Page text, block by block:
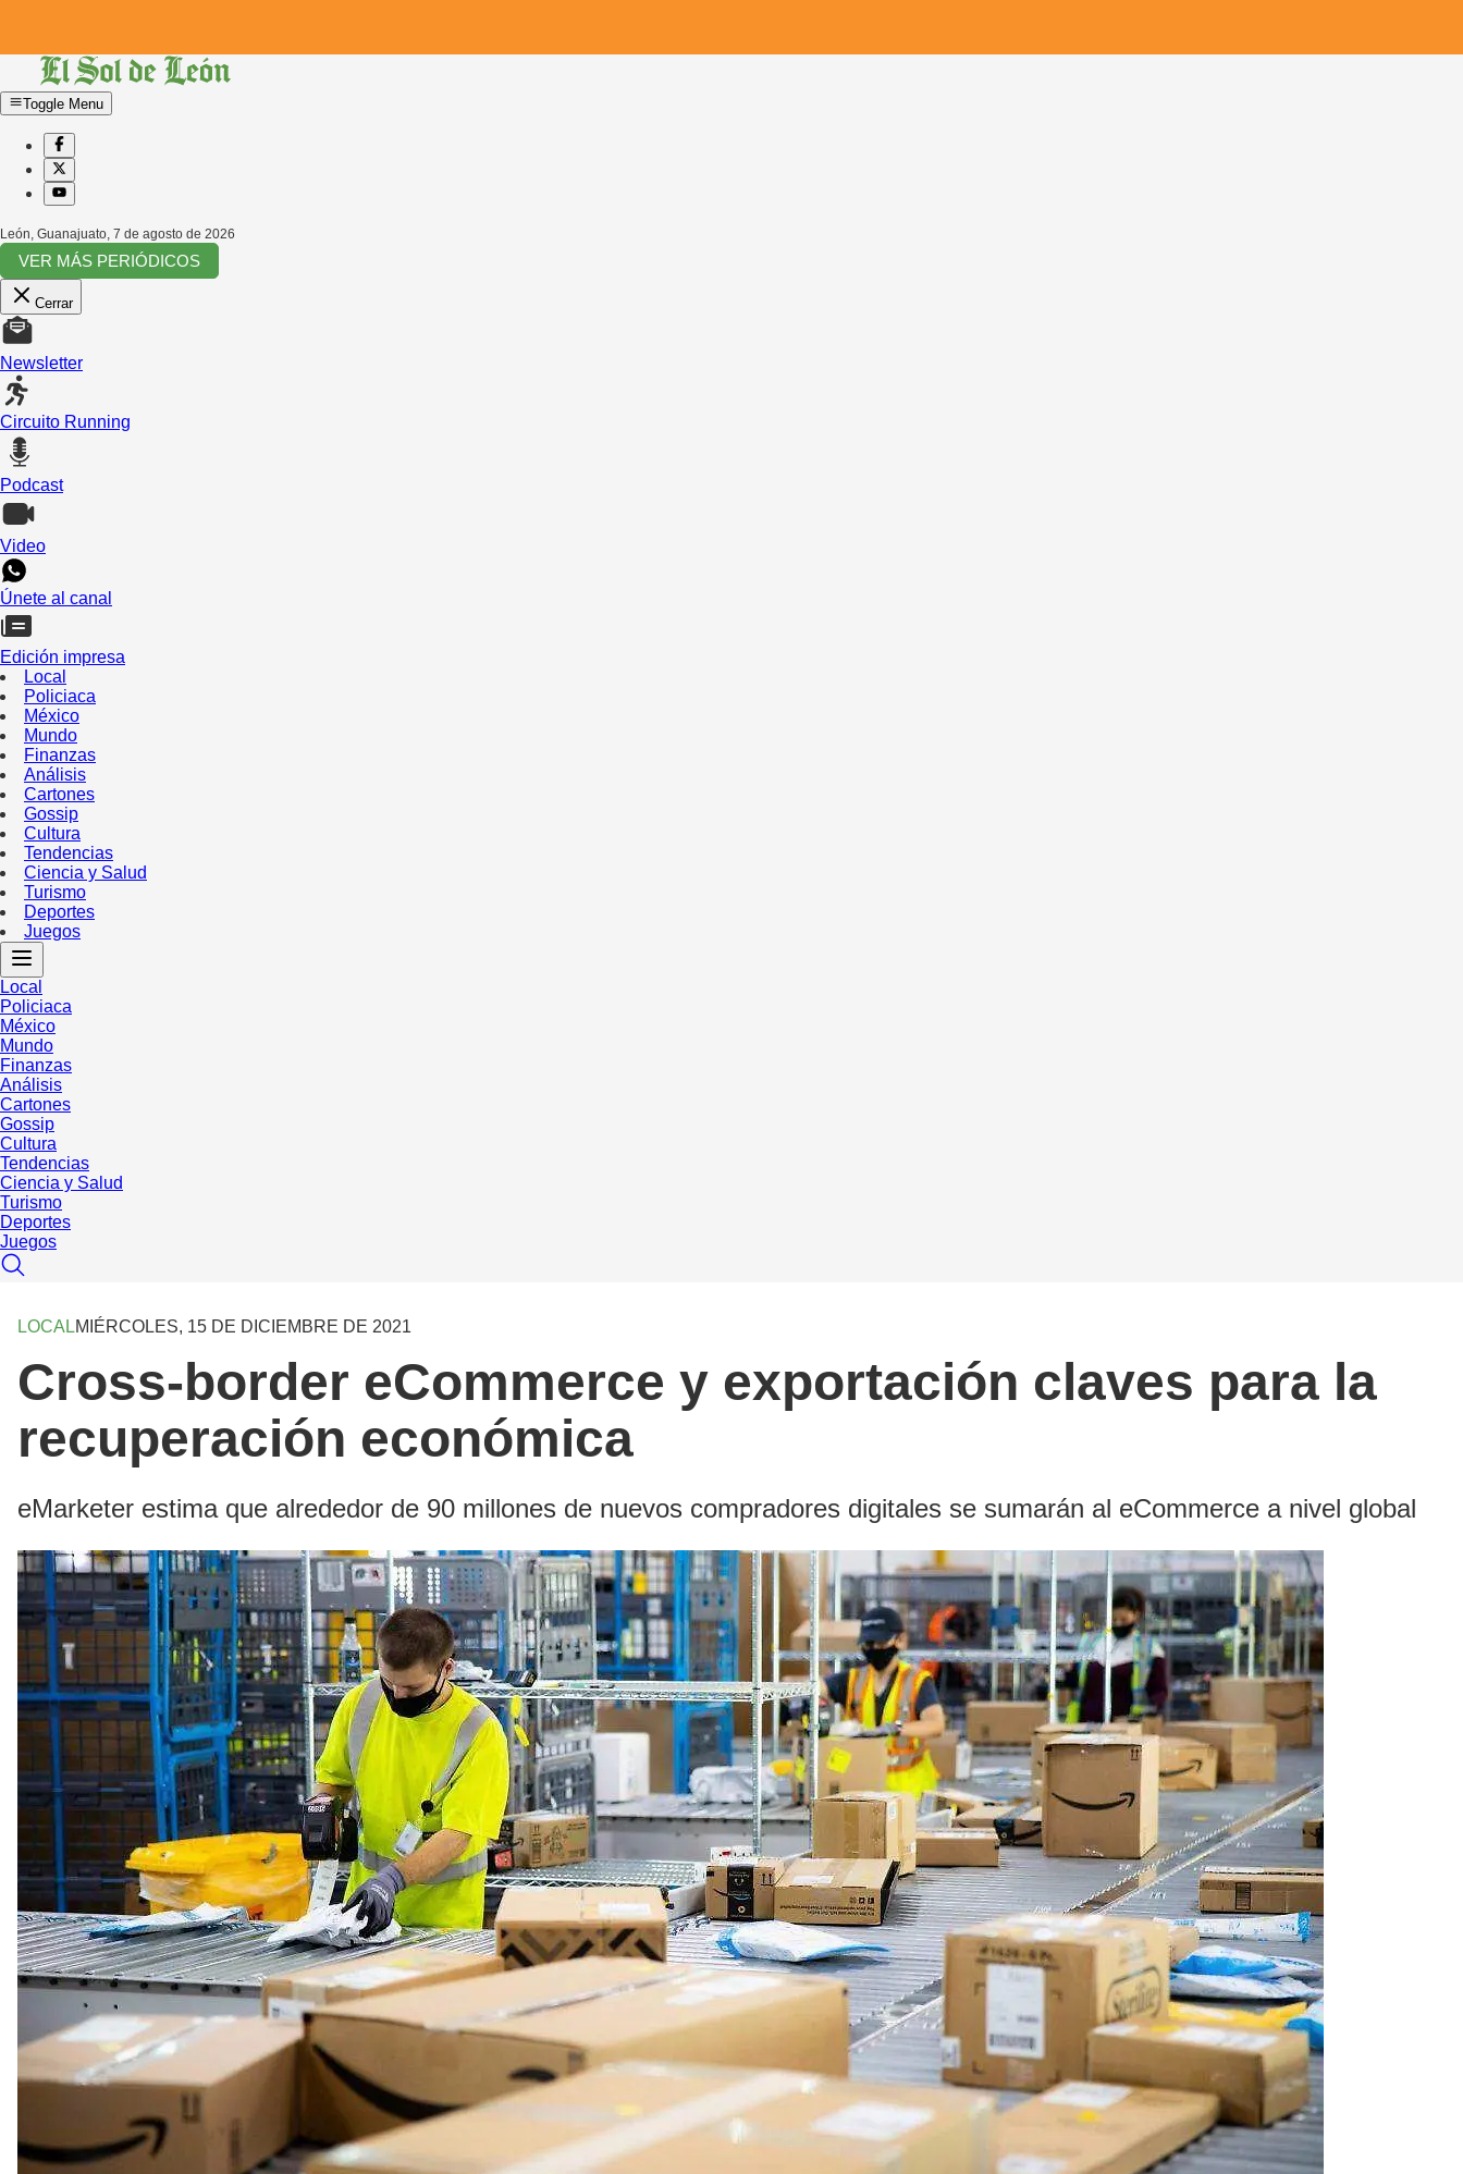
Toggle Menu
León, Guanajuato, 7 de agosto de 2026
VER MÁS PERIÓDICOS
Cerrar
Newsletter
Circuito Running
Podcast
Video
Únete al canal
Edición impresa
Local
Policiaca
México
Mundo
Finanzas
Análisis
Cartones
Gossip
Cultura
Tendencias
Ciencia y Salud
Turismo
Deportes
Juegos
Local
Policiaca
México
Mundo
Finanzas
Análisis
Cartones
Gossip
Cultura
Tendencias
Ciencia y Salud
Turismo
Deportes
Juegos
LOCALMIÉRCOLES, 15 DE DICIEMBRE DE 2021
Cross-border eCommerce y exportación claves para la
recuperación económica
eMarketer estima que alrededor de 90 millones de nuevos compradores digitales se sumarán al eCommerce a nivel global